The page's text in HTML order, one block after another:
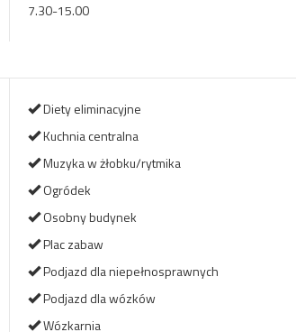
7.30-15.00
Diety eliminacyjne
Kuchnia centralna
Muzyka w żłobku/rytmika
Ogródek
Osobny budynek
Plac zabaw
Podjazd dla niepełnosprawnych
Podjazd dla wózków
Wózkarnia